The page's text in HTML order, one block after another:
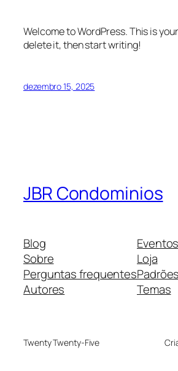
Welcome to WordPress. This is
delete it, then start writing!
dezembro 15, 2025
JBR Condominios
Blog
Sobre
Perguntas frequentes
Autores
Eventos
Loja
Padrões
Temas
Twenty Twenty-Five